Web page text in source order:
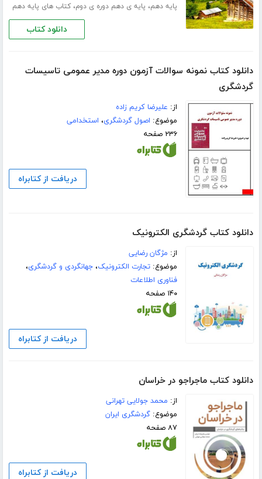
پایه دهم، پایه ی دهم دوره ی دوم،کتاب های پایه دهم
دانلود کتاب
دانلود کتاب نمونه سوالات آزمون دوره مدیر عمومی تاسیسات
گردشگری
از: علیرضا کریم زاده
موضوع: اصول گردشگری، استخدامی
۲۳۶ صفحه
دریافت از کتابراه
دانلود کتاب گردشگری الکترونیک
از: مژگان رضایی
موضوع:تجارت الکترونیک،جهانگردی و گردشگری،
فناوری اطلاعات
۱۴۰ صفحه
دریافت از کتابراه
دانلود کتاب ماجراجو در خراسان
از: محمد جولایی تهرانی
موضوع:گردشگری ایران
۸۷ صفحه
دریافت از کتابراه